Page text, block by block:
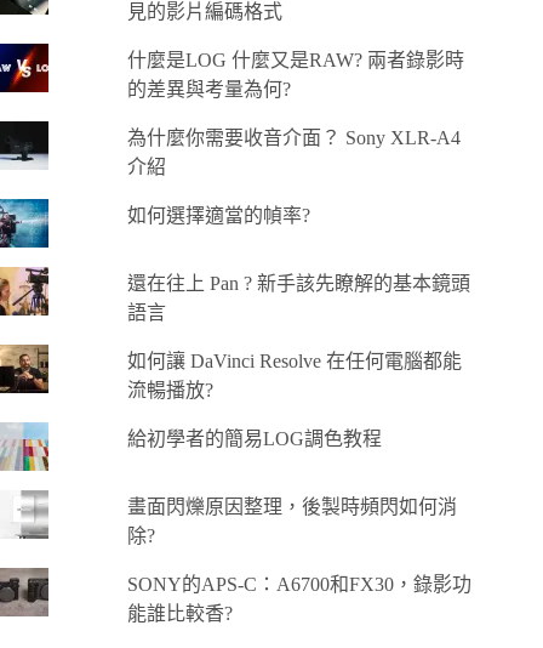
見的影片編碼格式
什麼是LOG 什麼又是RAW? 兩者錄影時
的差異與考量為何?
為什麼你需要收音介面？ Sony XLR-A4
介紹
如何選擇適當的幀率?
還在往上 Pan ? 新手該先瞭解的基本鏡頭
語言
如何讓 DaVinci Resolve 在任何電腦都能
流暢播放?
給初學者的簡易LOG調色教程
畫面閃爍原因整理，後製時頻閃如何消
除?
SONY的APS-C：A6700和FX30，錄影功
能誰比較香?